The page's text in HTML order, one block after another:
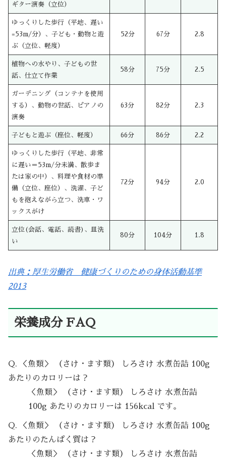
ギター演奏（立位）
ゆっくりした歩行（平地、遅い
=53m/分）、子ども・動物と遊
ぶ（立位、軽度）
52分 67分 2.8
植物への水やり、子どもの世
話、仕立て作業
58分 75分 2.5
ガーデニング（コンテナを使用
する）、動物の世話、ピアノの
演奏
63分 82分 2.3
子どもと遊ぶ（座位、軽度） 66分 86分 2.2
ゆっくりした歩行（平地、非常
に遅い＝53m/分未満、散歩ま
たは家の中）、料理や食材の準
備（立位、座位）、洗濯、子ど
もを抱えながら立つ、洗車・ワ
ックスがけ
72分 94分 2.0
立位(会話、電話、読書)、皿洗
い
80分 104分 1.8
出典：厚生労働省 健康づくりのための身体活動基準
2013
栄養成分 FAQ
Q. ＜魚類＞ （さけ・ます類） しろさけ 水煮缶詰 100g
あたりのカロリーは？
＜魚類＞ （さけ・ます類） しろさけ 水煮缶詰
100g あたりのカロリーは 156kcal です。
Q. ＜魚類＞ （さけ・ます類） しろさけ 水煮缶詰 100g
あたりのたんぱく質は？
＜魚類＞ （さけ・ます類） しろさけ 水煮缶詰